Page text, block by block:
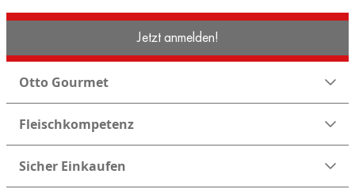
Jetzt anmelden!
Otto Gourmet
Fleischkompetenz
Sicher Einkaufen